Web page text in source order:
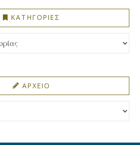
ΚΑΤΗΓΟΡΙΕΣ
ΑΡΧΕΙΟ